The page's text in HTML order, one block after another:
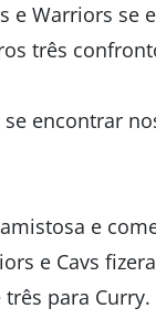
e Warriors se
três
encontrar
e
e Cavs
para Curry.